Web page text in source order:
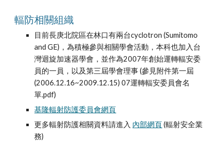
輻防相關組織
目前長庚北院區在林口有兩台cyclotron (Sumitomo
and GE)，為積極參與相關學會活動，本科也加入台
灣迴旋加速器學會，並作為2007年創始運轉輻安委
員的一員，以及第三屆學會理事 (參見附件第一屆
(2006.12.16~2009.12.15) 07運轉輻安委員會名
單.pdf)
基隆輻射防護委員會網頁
更多輻射防護相關資料請進入 內部網頁 (輻射安全業
務)